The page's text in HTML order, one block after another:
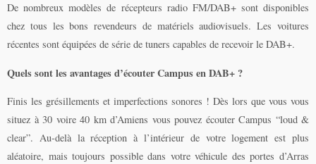
De nombreux modèles de récepteurs radio FM/DAB+ sont disponibles
chez tous les bons revendeurs de matériels audiovisuels. Les voitures
récentes sont équipées de série de tuners capables de recevoir le DAB+.
Quels sont les avantages d’écouter Campus en DAB+ ?
Finis les grésillements et imperfections sonores ! Dès lors que vous vous
situez à 30 voire 40 km d’Amiens vous pouvez écouter Campus “loud &
clear”. Au-delà la réception à l’intérieur de votre logement est plus
aléatoire, mais toujours possible dans votre véhicule des portes d’Arras